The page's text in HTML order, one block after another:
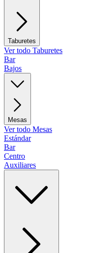
Taburetes
Ver todo Taburetes
Bar
Bajos
Mesas
Ver todo Mesas
Estándar
Bar
Centro
Auxiliares